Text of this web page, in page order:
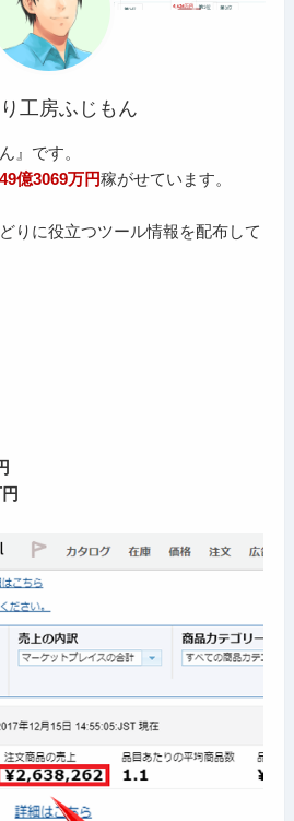
工房ふじもん
』です。
億3069万円稼がせています。
りに役立つツール情報を配布して